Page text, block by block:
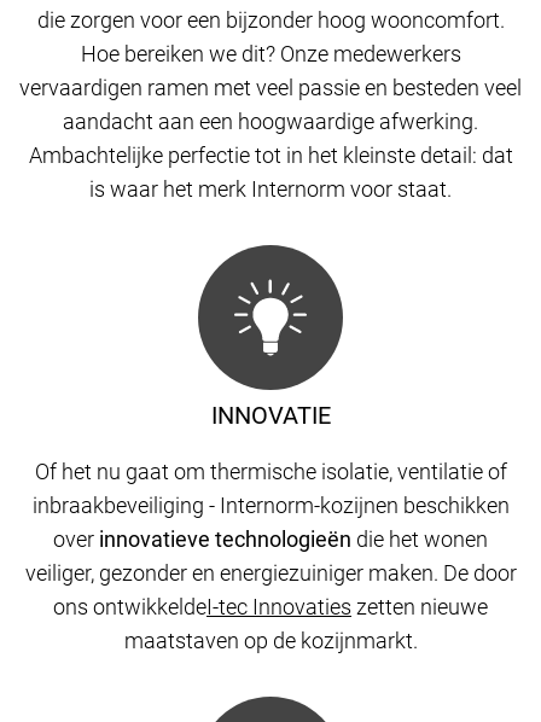
die zorgen voor een bijzonder hoog wooncomfort.
Hoe bereiken we dit? Onze medewerkers
vervaardigen ramen met veel passie en besteden veel
aandacht aan een hoogwaardige afwerking.
Ambachtelijke perfectie tot in het kleinste detail: dat
is waar het merk Internorm voor staat.
INNOVATIE
Of het nu gaat om thermische isolatie, ventilatie of
inbraakbeveiliging - Internorm-kozijnen beschikken
over innovatieve technologieën die het wonen
veiliger, gezonder en energiezuiniger maken. De door
ons ontwikkeldeI-tec Innovaties zetten nieuwe
maatstaven op de kozijnmarkt.